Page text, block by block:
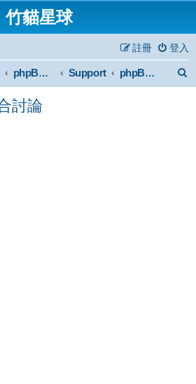
竹貓星球
登入
註冊
phpBB2 Forum Archive Support phpBB 2 plus 綜合討論
討論